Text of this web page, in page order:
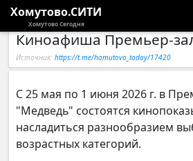
Хомутово.СИТИ
Хомутово Сегодня
Новости
Галерея
Компании
Киноафиша Премьер-
Источник: https://t.me/homutovo_today/17420
С 25 мая по 1 июня 2026 г. в
"Медведь" состоятся
насладиться разнообразием
возрастных категорий.